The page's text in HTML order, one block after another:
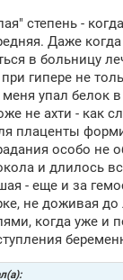
степень -
Даже
в больницу
гипере не
меня упал белок
не ахти - как
плаценты
особо не
и длилось
- еще и за
не доживая
когда уже и